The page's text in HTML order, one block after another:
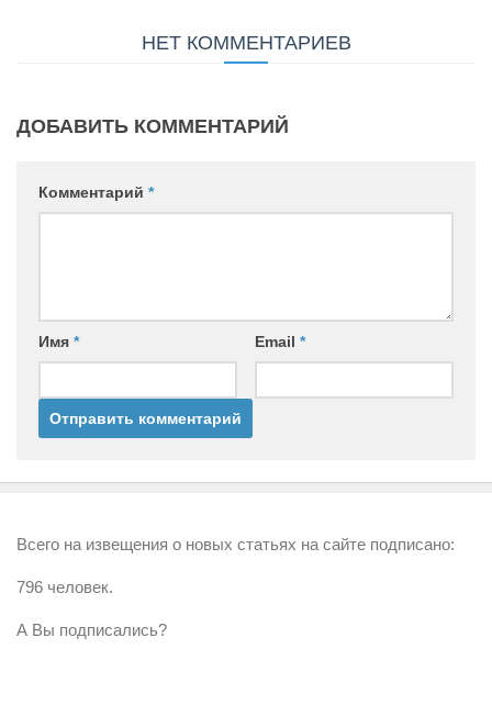
НЕТ КОММЕНТАРИЕВ
ДОБАВИТЬ КОММЕНТАРИЙ
Комментарий *
Имя * Email *
Всего на извещения о новых статьях на сайте подписано:
796 человек.
А Вы подписались?